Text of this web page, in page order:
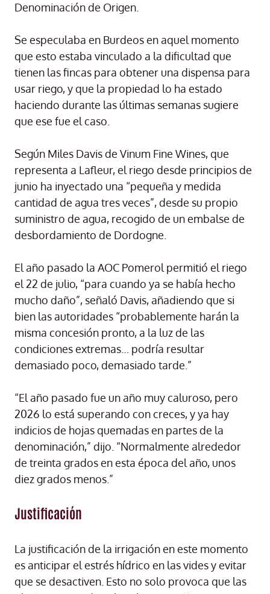
Denominación de Origen.
Se especulaba en Burdeos en aquel momento
que esto estaba vinculado a la dificultad que
tienen las fincas para obtener una dispensa para
usar riego, y que la propiedad lo ha estado
haciendo durante las últimas semanas sugiere
que ese fue el caso.
Según Miles Davis de Vinum Fine Wines, que
representa a Lafleur, el riego desde principios de
junio ha inyectado una “pequeña y medida
cantidad de agua tres veces”, desde su propio
suministro de agua, recogido de un embalse de
desbordamiento de Dordogne.
El año pasado la AOC Pomerol permitió el riego
el 22 de julio, “para cuando ya se había hecho
mucho daño”, señaló Davis, añadiendo que si
bien las autoridades “probablemente harán la
misma concesión pronto, a la luz de las
condiciones extremas… podría resultar
demasiado poco, demasiado tarde.”
“El año pasado fue un año muy caluroso, pero
2026 lo está superando con creces, y ya hay
indicios de hojas quemadas en partes de la
denominación,” dijo. “Normalmente alrededor
de treinta grados en esta época del año, unos
diez grados menos.”
Justificación
La justificación de la irrigación en este momento
es anticipar el estrés hídrico en las vides y evitar
que se desactiven. Esto no solo provoca que las